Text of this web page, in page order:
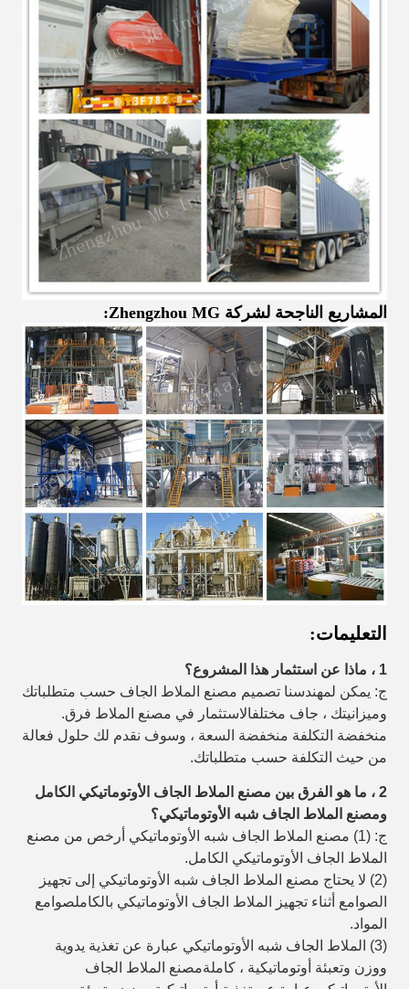
المشاريع الناجحة لشركة Zhengzhou MG:
التعليمات:
1 ، ماذا عن استثمار هذا المشروع؟
ج: يمكن لمهندسنا تصميم مصنع الملاط الجاف حسب متطلباتك
وميزانيتك ، جاف مختلفالاستثمار في مصنع الملاط فرق.
منخفضة التكلفة منخفضة السعة ، وسوف نقدم لك حلول فعالة
من حيث التكلفة حسب متطلباتك.
2 ، ما هو الفرق بين مصنع الملاط الجاف الأوتوماتيكي الكامل
ومصنع الملاط الجاف شبه الأوتوماتيكي؟
ج: (1) مصنع الملاط الجاف شبه الأوتوماتيكي أرخص من مصنع
الملاط الجاف الأوتوماتيكي الكامل.
(2) لا يحتاج مصنع الملاط الجاف شبه الأوتوماتيكي إلى تجهيز
الصوامع أثناء تجهيز الملاط الجاف الأوتوماتيكي بالكاملصوامع
المواد.
(3) الملاط الجاف شبه الأوتوماتيكي عبارة عن تغذية يدوية
ووزن وتعبئة أوتوماتيكية ، كاملةمصنع الملاط الجاف